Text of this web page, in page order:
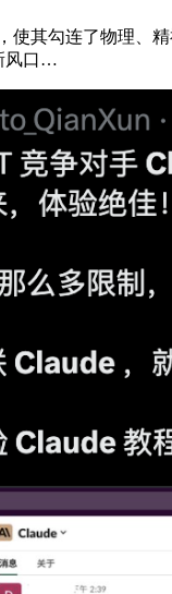
使其勾连了物理
风口…